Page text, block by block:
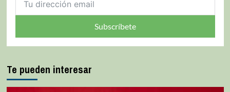
Subscríbete
Te pueden interesar